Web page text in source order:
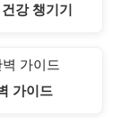
강 챙기기
가이드